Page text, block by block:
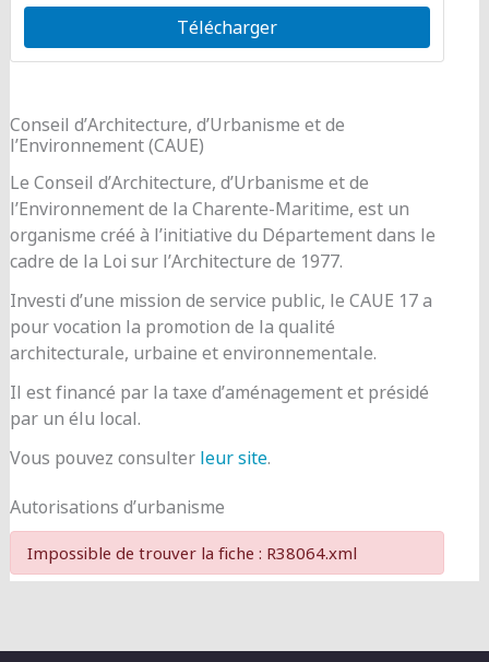
Télécharger
Conseil d’Architecture, d’Urbanisme et de
l’Environnement (CAUE)
Le Conseil d’Architecture, d’Urbanisme et de
l’Environnement de la Charente-Maritime, est un
organisme créé à l’initiative du Département dans le
cadre de la Loi sur l’Architecture de 1977.
Investi d’une mission de service public, le CAUE 17 a
pour vocation la promotion de la qualité
architecturale, urbaine et environnementale.
Il est financé par la taxe d’aménagement et présidé
par un élu local.
Vous pouvez consulter leur site.
Autorisations d’urbanisme
Impossible de trouver la fiche : R38064.xml